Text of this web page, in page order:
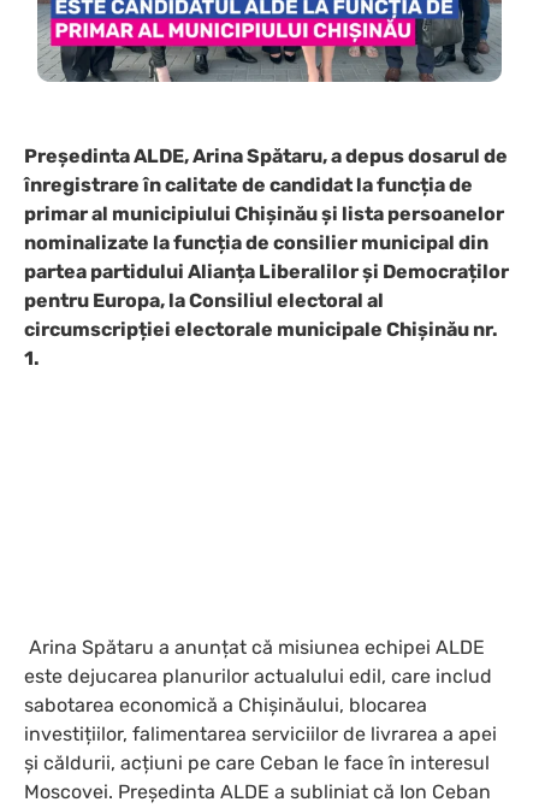
Președinta ALDE, Arina Spătaru, a depus dosarul de
înregistrare în calitate de candidat la funcția de
primar al municipiului Chișinău și lista persoanelor
nominalizate la funcția de consilier municipal din
partea partidului Alianța Liberalilor și Democraților
pentru Europa, la Consiliul electoral al
circumscripției electorale municipale Chișinău nr.
1.
Arina Spătaru a anunțat că misiunea echipei ALDE
este dejucarea planurilor actualului edil, care includ
sabotarea economică a Chișinăului, blocarea
investițiilor, falimentarea serviciilor de livrarea a apei
și căldurii, acțiuni pe care Ceban le face în interesul
Moscovei. Președinta ALDE a subliniat că Ion Ceban